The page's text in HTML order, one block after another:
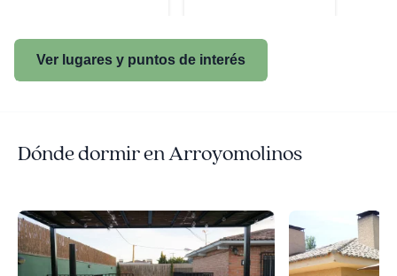
Ver lugares y puntos de interés
Dónde dormir en Arroyomolinos